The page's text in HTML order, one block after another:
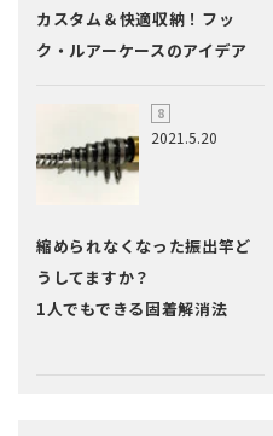
カスタム＆快適収納！フッ
ク・ルアーケースのアイデア
2021.5.20
縮められなくなった振出竿ど
うしてますか？
1人でもできる固着解消法